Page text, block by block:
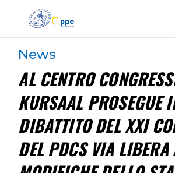
News
AL CENTRO
KURSAAL PROSEGUE
DIBATTITO DEL XXI
DEL PDCS VIA LIBERA